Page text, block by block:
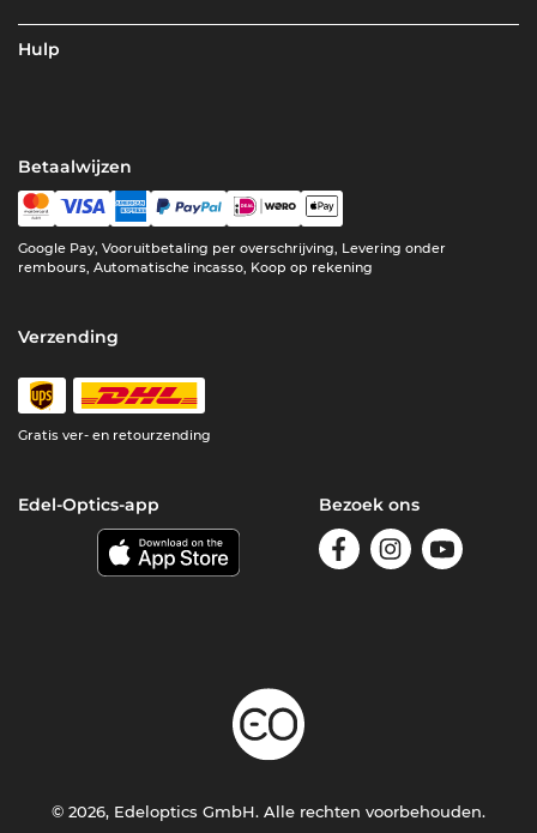
Hulp
Betaalwijzen
Google Pay, Vooruitbetaling per overschrijving, Levering onder
rembours, Automatische incasso, Koop op rekening
Verzending
Gratis ver- en retourzending
Edel-Optics-app Bezoek ons
© 2026, Edeloptics GmbH. Alle rechten voorbehouden.